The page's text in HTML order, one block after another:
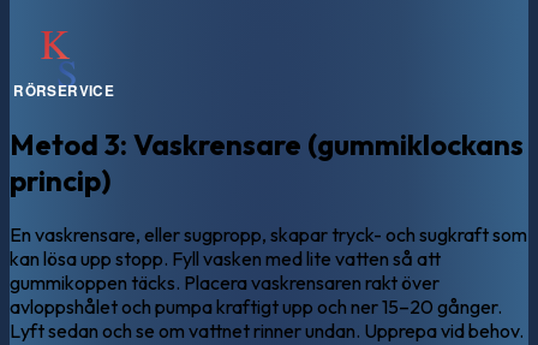
Metod 3: Vaskrensare (gummiklockans
princip)
En vaskrensare, eller sugpropp, skapar tryck- och sugkraft som
kan lösa upp stopp. Fyll vasken med lite vatten så att
gummikoppen täcks. Placera vaskrensaren rakt över
avloppshålet och pumpa kraftigt upp och ner 15–20 gånger.
Lyft sedan och se om vattnet rinner undan. Upprepa vid behov.